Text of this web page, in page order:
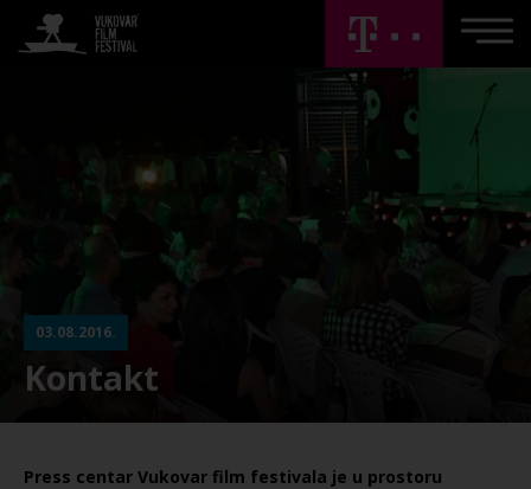
03.08.2016.
Kontakt
Press centar Vukovar film festivala je u prostoru